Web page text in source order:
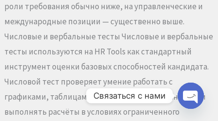
роли требования обычно ниже, на управленческие и
международные позиции — существенно выше.
Числовые и вербальные тесты Числовые и вербальные
тесты используются на HR Tools как стандартный
инструмент оценки базовых способностей кандидата.
Числовой тест проверяет умение работать с
графиками, таблицами, статистическими данными и
выполнять расчёты в условиях ограниченного
Связаться с нами